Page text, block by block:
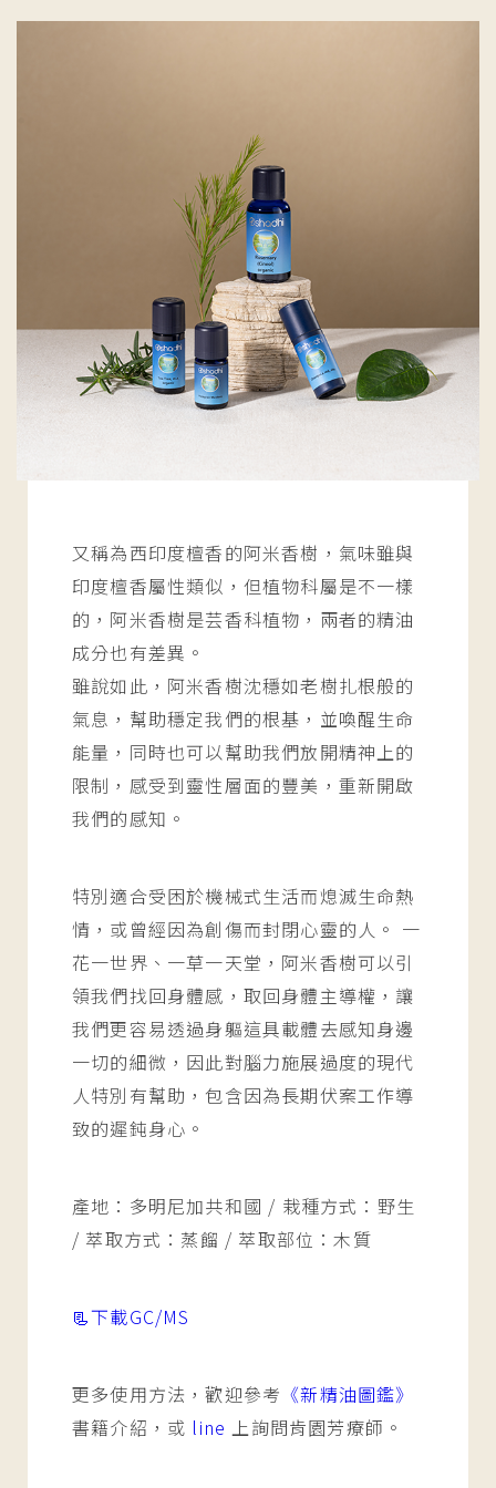
又稱為西印度檀香的阿米香樹，氣味雖與
印度檀香屬性類似，但植物科屬是不一樣
的，阿米香樹是芸香科植物，兩者的精油
成分也有差異。
雖說如此，阿米香樹沈穩如老樹扎根般的
氣息，幫助穩定我們的根基，並喚醒生命
能量，同時也可以幫助我們放開精神上的
限制，感受到靈性層面的豐美，重新開啟
我們的感知。
特別適合受困於機械式生活而熄滅生命熱
情，或曾經因為創傷而封閉心靈的人。 一
花一世界、一草一天堂，阿米香樹可以引
領我們找回身體感，取回身體主導權，讓
我們更容易透過身軀這具載體去感知身邊
一切的細微，因此對腦力施展過度的現代
人特別有幫助，包含因為長期伏案工作導
致的遲鈍身心。
產地：多明尼加共和國 / 栽種方式：野生
/ 萃取方式：蒸餾 / 萃取部位：木質
📃下載GC/MS
更多使用方法，歡迎參考 《新精油圖鑑》
書籍介紹，或 line 上詢問肯園芳療師。